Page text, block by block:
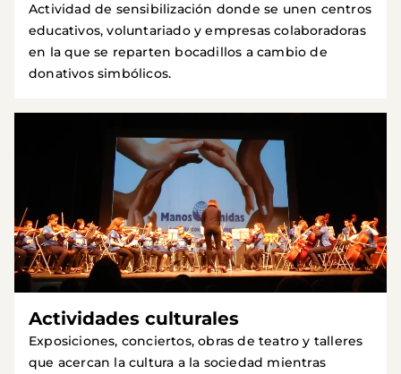
Actividad de sensibilización donde se unen centros
educativos, voluntariado y empresas colaboradoras
en la que se reparten bocadillos a cambio de
donativos simbólicos.
Actividades culturales
Exposiciones, conciertos, obras de teatro y talleres
que acercan la cultura a la sociedad mientras